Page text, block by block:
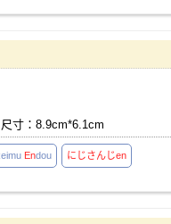
尺寸：8.9cm*6.1cm
Endou にじさんじen